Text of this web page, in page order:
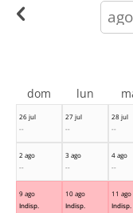
26 jul
--
27 jul
--
28 jul
--
2 ago
--
3 ago
--
4 ago
--
9 ago
Indisp.
10 ago
Indisp.
11 ago
Indisp.
dom lun